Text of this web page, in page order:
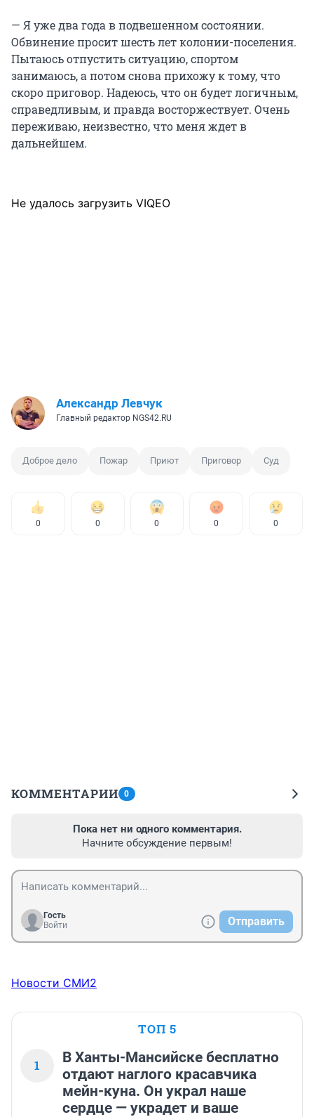
— Я уже два года в подвешенном состоянии.
Обвинение просит шесть лет колонии-поселения.
Пытаюсь отпустить ситуацию, спортом
занимаюсь, а потом снова прихожу к тому, что
скоро приговор. Надеюсь, что он будет логичным,
справедливым, и правда восторжествует. Очень
переживаю, неизвестно, что меня ждет в
дальнейшем.
Не удалось загрузить VIQEO
Александр Левчук
Главный редактор NGS42.RU
Доброе дело Пожар Приют Приговор Суд
0 0 0 0 0
КОММЕНТАРИИ 0
Пока нет ни одного комментария.
Начните обсуждение первым!
Гость
Войти
Отправить
Новости СМИ2
ТОП 5
1
В Ханты-Мансийске бесплатно
отдают наглого красавчика
мейн-куна. Он украл наше
сердце — украдет и ваше